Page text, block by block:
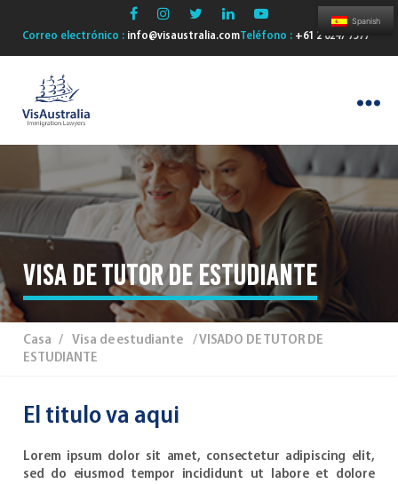
Correo electrónico : info@visaustralia.comTeléfono : +61 2 6247 7577
VISA DE TUTOR DE ESTUDIANTE
Casa /Visa de estudiante
/ VISADO DE TUTOR DE
ESTUDIANTE
El titulo va aqui
Lorem ipsum dolor sit amet, consectetur adipiscing elit,
sed do eiusmod tempor incididunt ut labore et dolore
Spanish